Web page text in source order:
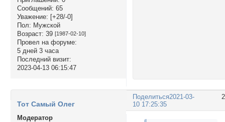
Сообщений: 65
Уважение: [+28/-0]
Пол: Мужской
Возраст: 39 [1987-02-10]
Провел на форуме:
5 дней 3 часа
Последний визит:
2023-04-13 06:15:47
Поделиться2021-03-
10 17:25:35
Тот Самый Олег
Модератор